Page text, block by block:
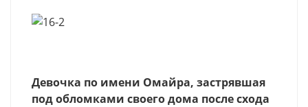
Девочка по имени Омайра, застрявшая
под обломками своего дома после схода